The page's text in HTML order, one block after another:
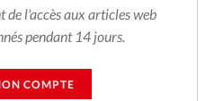
l'accès aux articles web
pendant 14 jours.
COMPTE